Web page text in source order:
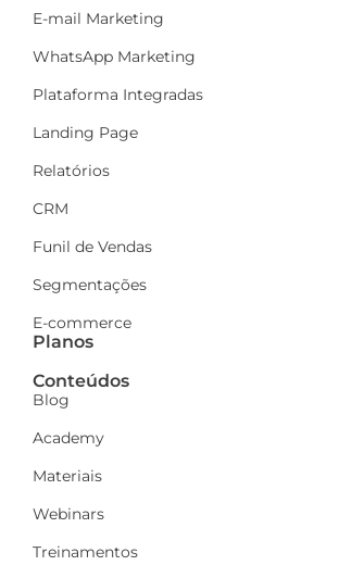
E-mail Marketing
WhatsApp Marketing
Plataforma Integradas
Landing Page
Relatórios
CRM
Funil de Vendas
Segmentações
E-commerce
Planos
Conteúdos
Blog
Academy
Materiais
Webinars
Treinamentos